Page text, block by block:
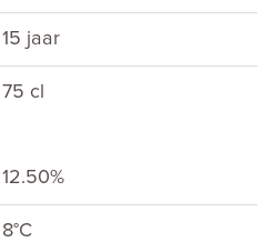
15 jaar
75 cl
12.50%
8°C